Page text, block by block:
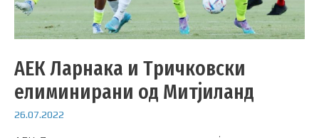
АЕК Ларнака и Тричковски
елиминирани од Митјиланд
26.07.2022